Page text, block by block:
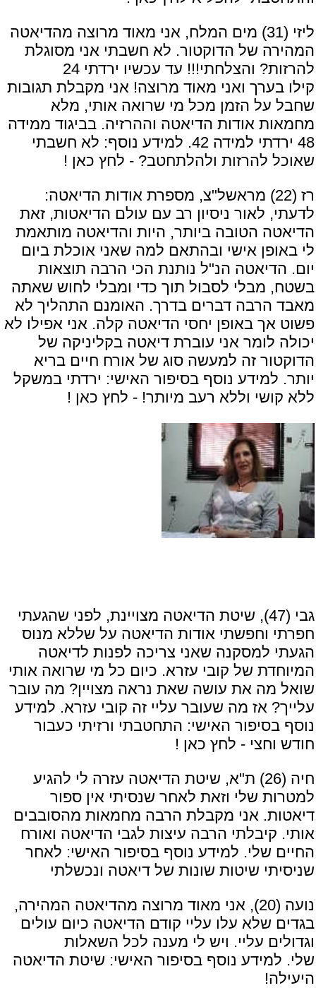
ליזי (31) מים המלח, אני מאוד מרוצה מהדיאטה
המהירה של הדוקטור. לא חשבתי אני מסוגלת
להרזות? והצלחתי!!! עד עכשיו ירדתי 24
קילו בערך ואני מאוד מרוצה! אני מקבלת תגובות
שחבל על הזמן מכל מי שרואה אותי, מלא
מחמאות אודות הדיאטה וההרזיה. בביגוד ממידה
48 ירדתי למידה 42. למידע נוסף:
לא חשבתי
שאוכל להרזות ולהלתחטב? - לחץ כאן !
רז (22) מראשל"צ, מספרת אודות הדיאטה:
לדעתי, לאור ניסיון רב עם עולם הדיאטות, זאת
הדיאטה הטובה ביותר, היות והדיאטה מותאמת
לי באופן אישי ובהתאם למה שאני אוכלת ביום
יום. הדיאטה הנ"ל נותנת הכי הרבה תוצאות
בשטח, מבלי לסבול תוך כדי ומבלי לחוש שאתה
מאבד הרבה דברים בדרך. האומנם התהליך לא
פשוט אך באופן יחסי הדיאטה קלה. אני אפילו לא
יכולה לומר אני עוברת דיאטה בקליניקה של
הדוקטור זה למעשה סוג של אורח חיים בריא
יותר. למידע נוסף בסיפור האישי: ירדתי במשקל
ללא קושי וללא רעב מיותר! - לחץ כאן !
גבי (47), שיטת הדיאטה מצויינת, לפני שהגעתי
חפרתי וחפשתי אודות הדיאטה על שללא מנוס
הגעתי למסקנה שאני צריכה לפנות לדיאטה
המיוחדת של קובי עזרא. כיום כל מי שרואה אותי
שואל מה את עושה שאת נראה מצויין? מה עובר
עלייך? אז מה שעובר עליי זה קובי עזרא. למידע
נוסף בסיפור האישי: התחטבתי ורזיתי כעבור
חודש וחצי - לחץ כאן !
חיה (26) ת"א, שיטת הדיאטה עזרה לי להגיע
למטרות שלי וזאת לאחר שנסיתי אין ספור
דיאטות. אני מקבלת הרבה מחמאות מהסובבים
אותי. קיבלתי הרבה עיצות לגבי הדיאטה ואורח
החיים שלי. למידע נוסף בסיפור האישי: לאחר
שניסיתי שיטות שונות של דיאטה ונכשלתי
נועה (20), אני מאוד מרוצה מהדיאטה המהירה,
בגדים שלא עלו עליי קודם הדיאטה כיום עולים
וגדולים עליי. ויש לי מענה לכל השאלות
שלי. למידע נוסף בסיפור האישי: שיטת הדיאטה
היעילה!